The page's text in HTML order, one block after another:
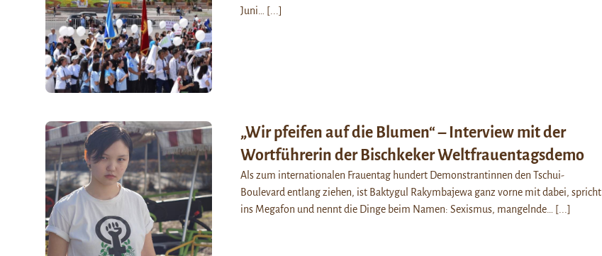
Juni…
[...]
„Wir pfeifen auf die Blumen“ – Interview mit der
Wortführerin der Bischkeker Weltfrauentagsdemo
Als zum internationalen Frauentag hundert Demonstrantinnen den Tschui-
Boulevard entlang ziehen, ist Baktygul Rakymbajewa ganz vorne mit dabei, spricht
ins Megafon und nennt die Dinge beim Namen: Sexismus, mangelnde…
[...]